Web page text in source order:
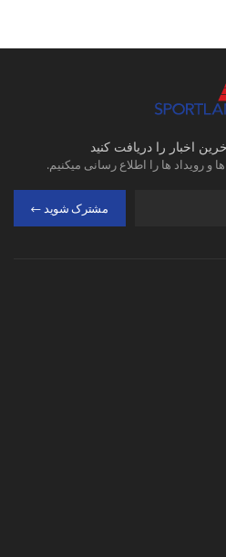
اخبار را دریافت کنید
و رویداد ها را اطلاع رسانی میکنیم.
مشترک شوید